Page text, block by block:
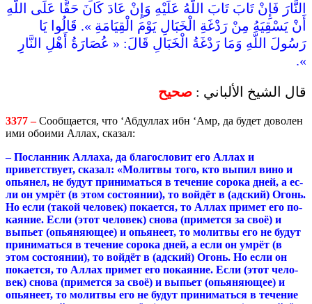
النَّارَ فَإِنْ تَابَ تَابَ اللَّهُ عَلَيْهِ وَإِنْ عَادَ كَانَ حَقًّا عَلَى اللَّهِ
أَنْ يَسْقِيَهُ مِنْ رَدْغَةِ الْخَبَالِ يَوْمَ الْقِيَامَةِ ». قَالُوا يَا
رَسُولَ اللَّهِ وَمَا رَدْغَةُ الْخَبَالِ قَالَ: « عُصَارَةُ أَهْلِ النَّارِ
».
قال الشيخ الألباني : صحيح
3377 – Сообщается, что ‘Абдуллах ибн ‘Амр, да будет доволен
ими обоими Аллах, сказал:
– Посланник Аллаха, да благословит его Аллах и
приветствует, ска­зал: «Мо­лит­вы то­го, кто выпил ви­но и
опь­я­не­л, не бу­дут при­ни­мать­ся в те­че­ние со­ро­ка дней, а ес­
ли он ум­рёт (в этом состоянии), то войдёт в (адский) Огонь.
Но ес­ли (та­кой че­ло­век) покается, то Аллах примет его по­
кая­ние. Ес­ли (этот че­ло­век) сно­ва (при­мет­ся за своё) и
выпьет (опьяняющее) и опьянеет, то мо­лит­вы его не бу­дут
при­ни­мать­ся в те­че­ние со­ро­ка дней, а ес­ли он ум­рёт (в
этом состоянии), то войдёт в (адский) Огонь. Но ес­ли он
покается, то Аллах примет его по­кая­ние. Ес­ли (этот че­ло­
век) сно­ва (при­мет­ся за своё) и выпьет (опьяняющее) и
опьянеет, то мо­лит­вы его не бу­дут при­ни­мать­ся в те­че­ние